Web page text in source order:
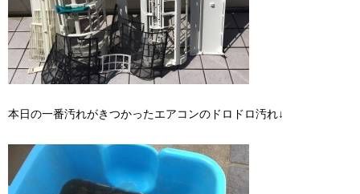
本日の一番汚れがきつかったエアコンのドロドロ汚れ↓